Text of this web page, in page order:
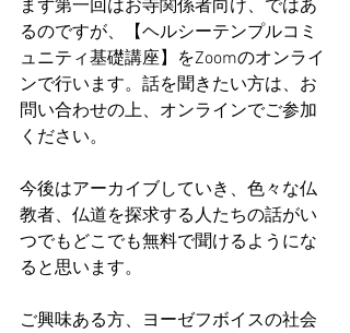
まず第一回はお寺関係者向け、ではあ
るのですが、【ヘルシーテンプルコミ
ュニティ基礎講座】をZoomのオンライ
ンで行います。話を聞きたい方は、お
問い合わせの上、オンラインでご参加
ください。
今後はアーカイブしていき、色々な仏
教者、仏道を探求する人たちの話がい
つでもどこでも無料で聞けるようにな
ると思います。
ご興味ある方、ヨーゼフボイスの社会